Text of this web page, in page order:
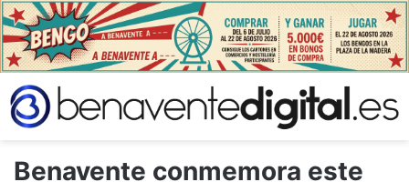
Benavente conmemora este